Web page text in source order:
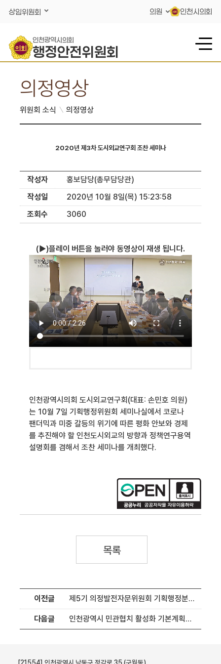
상임위원회 의원 인천시의회
인천광역시의회
행정안전위원회
의정영상
위원회 소식 의정영상
2020년 제3차 도시외교연구회 조찬 세미나
작성자
홍보담당(총무담당관)
작성일
2020년 10월 8일(목) 15:23:58
조회수
3060
(▶)플레이 버튼을 눌러야 동영상이 재생 됩니다.
인천광역시의회 도시외교연구회(대표: 손민호 의원)
는 10월 7일 기획행정위원회 세미나실에서 코로나
팬더믹과 미중 갈등의 위기에 따른 평화 안보와 경제
를 추진해야 할 인천도시외교의 방향과 정책연구용역
설명회를 겸해서 조찬 세미나를 개최했다.
목록
이전글 제5기 의정발전자문위원회 기획행정분과 회의
다음글 인천광역시 민관협치 활성화 기본계획수립 연구용역 중간보고 간담회
[21554] 인천광역시 남동구 정각로 35 (구월동)